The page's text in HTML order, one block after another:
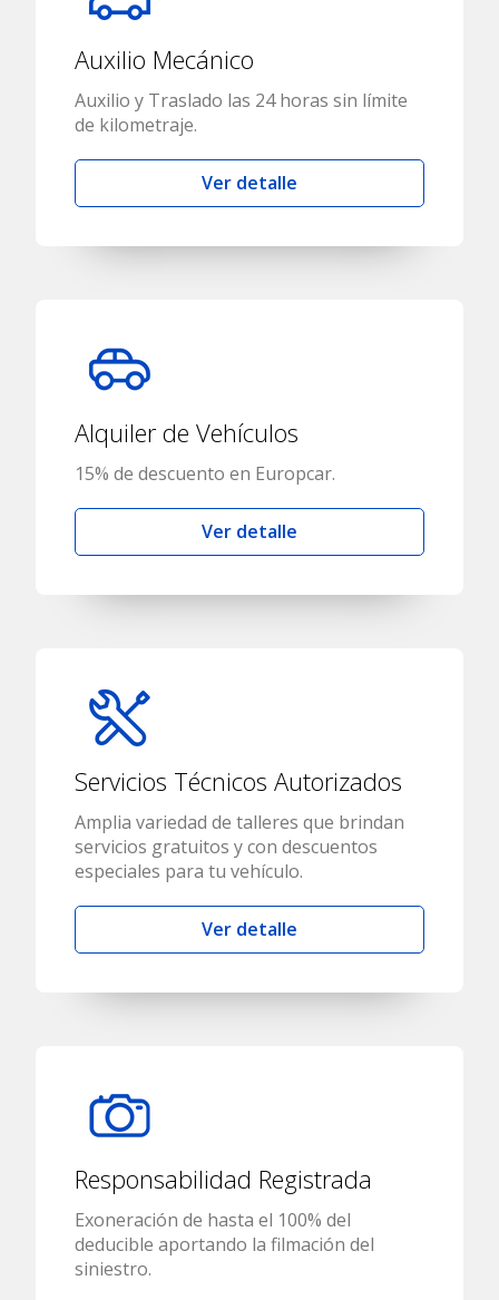
Auxilio Mecánico
Auxilio y Traslado las 24 horas sin límite
de kilometraje.
Ver detalle
Alquiler de Vehículos
15% de descuento en Europcar.
Ver detalle
Servicios Técnicos Autorizados
Amplia variedad de talleres que brindan
servicios gratuitos y con descuentos
especiales para tu vehículo.
Ver detalle
Responsabilidad Registrada
Exoneración de hasta el 100% del
deducible aportando la filmación del
siniestro.